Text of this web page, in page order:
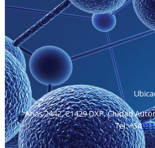
Arias 2442, C1429 DXP, Ciudad
Tel: +54